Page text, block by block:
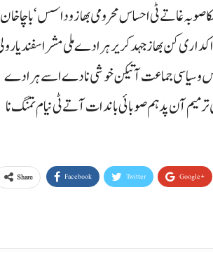
صوبہ غاتے ٹی احساس محرومی بھاز وداسس‘ باچاخان
کن بھاز جہد کریر ہرادے ملی مشر اسفندیار
پسند الس و سیاسی جماعت آتیکن خوشی نا دے اسے ہرادے
مدام یات تخنگے۔ اصغر خان اچکزئی اسہ وار خواست کرے کہ 18می ترمیم آن پد ہم صوبائی باندات آتے ٹی نیام تمنگ نا
Share Facebook Twitter Google+